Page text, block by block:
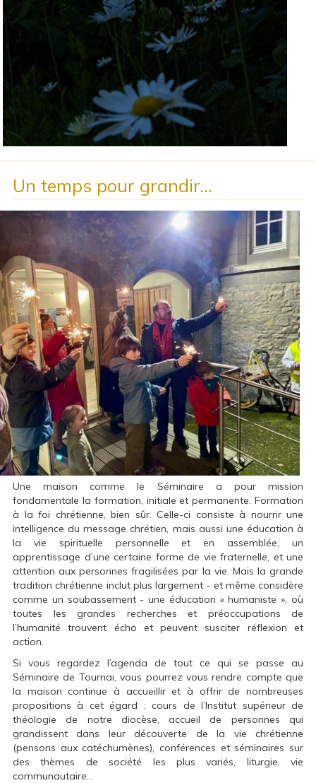
Un temps pour grandir…
Une maison comme le Séminaire a pour mission
fondamentale la formation, initiale et permanente. Formation
à la foi chrétienne, bien sûr. Celle-ci consiste à nourrir une
intelligence du message chrétien, mais aussi une éducation à
la vie spirituelle personnelle et en assemblée, un
apprentissage d’une certaine forme de vie fraternelle, et une
attention aux personnes fragilisées par la vie. Mais la grande
tradition chrétienne inclut plus largement - et même considère
comme un soubassement - une éducation « humaniste », où
toutes les grandes recherches et préoccupations de
l’humanité trouvent écho et peuvent susciter réflexion et
action.
Si vous regardez l’agenda de tout ce qui se passe au
Séminaire de Tournai, vous pourrez vous rendre compte que
la maison continue à accueillir et à offrir de nombreuses
propositions à cet égard : cours de l’Institut supérieur de
théologie de notre diocèse, accueil de personnes qui
grandissent dans leur découverte de la vie chrétienne
(pensons aux catéchumènes), conférences et séminaires sur
des thèmes de société les plus variés, liturgie, vie
communautaire…